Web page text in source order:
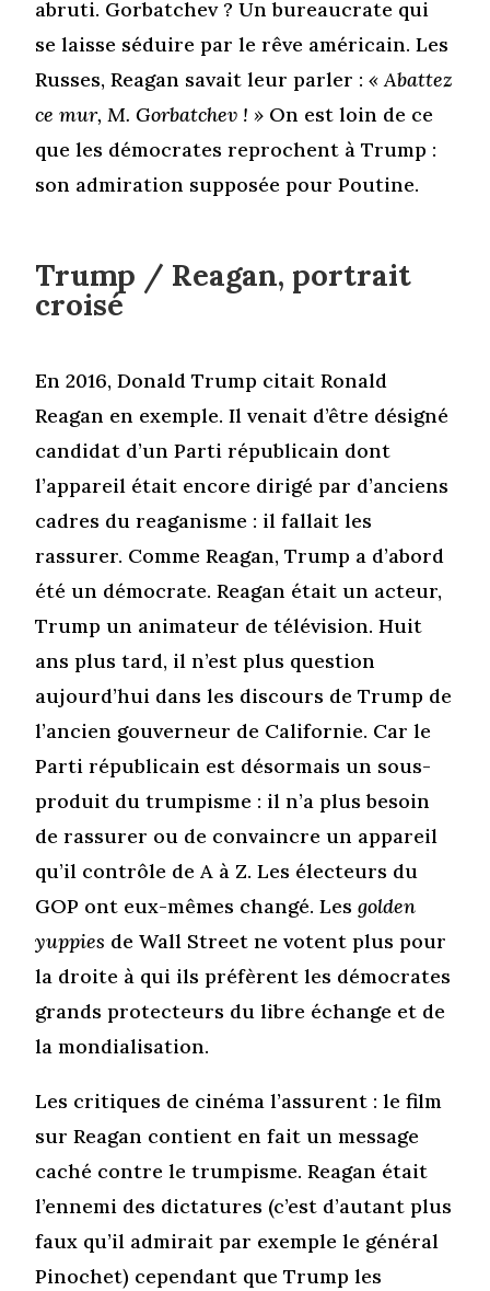
abruti. Gorbatchev ? Un bureaucrate qui
se laisse séduire par le rêve américain. Les
Russes, Reagan savait leur parler :« Abattez
ce mur, M. Gorbatchev ! » On est loin de ce
que les démocrates reprochent à Trump :
son admiration supposée pour Poutine.
Trump / Reagan, portrait
croisé
En 2016, Donald Trump citait Ronald
Reagan en exemple. Il venait d’être désigné
candidat d’un Parti républicain dont
l’appareil était encore dirigé par d’anciens
cadres du reaganisme : il fallait les
rassurer. Comme Reagan, Trump a d’abord
été un démocrate. Reagan était un acteur,
Trump un animateur de télévision. Huit
ans plus tard, il n’est plus question
aujourd’hui dans les discours de Trump de
l’ancien gouverneur de Californie. Car le
Parti républicain est désormais un sous-
produit du trumpisme : il n’a plus besoin
de rassurer ou de convaincre un appareil
qu’il contrôle de A à Z. Les électeurs du
GOP ont eux-mêmes changé. Lesgolden
yuppies de Wall Street ne votent plus pour
la droite à qui ils préfèrent les démocrates
grands protecteurs du libre échange et de
la mondialisation.
Les critiques de cinéma l’assurent : le film
sur Reagan contient en fait un message
caché contre le trumpisme. Reagan était
l’ennemi des dictatures (c’est d’autant plus
faux qu’il admirait par exemple le général
Pinochet) cependant que Trump les